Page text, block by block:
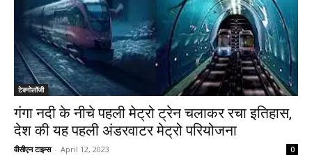
टेक्नोलॉजी
गंगा नदी के नीचे पहली मेट्रो ट्रेन चलाकर रचा इतिहास,
देश की यह पहली अंडरवाटर मेट्रो परियोजना
वीसीएन टाइम्स - April 12, 2023 0